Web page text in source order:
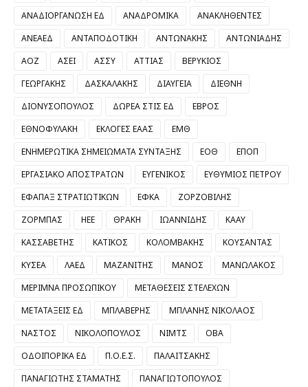
ΑΝΑΔΙΟΡΓΑΝΩΣΗ ΕΔ
ΑΝΑΔΡΟΜΙΚΑ
ΑΝΑΚΛΗΘΕΝΤΕΣ
ΑΝΕΑΕΔ
ΑΝΤΑΠΟΔΟΤΙΚΗ ΑΝΤΩΝΑΚΗΣ
ΑΝΤΩΝΙΑΔΗΣ
ΑΟΖ
ΑΣΕΙ ΑΣΣΥ ΑΤΤΙΑΣ
ΒΕΡΥΚΙΟΣ
ΓΕΩΡΓΑΚΗΣ
ΔΑΣΚΑΛΑΚΗΣ ΔΙΑΥΓΕΙΑ
ΔΙΕΘΝΗ
ΔΙΟΝΥΣΟΠΟΥΛΟΣ
ΔΩΡΕΑ ΣΤΙΣ ΕΔ
ΕΒΡΟΣ
ΕΘΝΟΦΥΛΑΚΗ
ΕΚΛΟΓΕΣ ΕΑΑΣ
ΕΜΘ
ΕΝΗΜΕΡΩΤΙΚΑ ΣΗΜΕΙΩΜΑΤΑ ΣΥΝΤΑΞΗΣ
ΕΟΘ
ΕΠΟΠ
ΕΡΓΑΣΙΑΚΟ ΑΠΟΣΤΡΑΤΩΝ
ΕΥΓΕΝΙΚΟΣ
ΕΥΘΥΜΙΟΣ ΠΕΤΡΟΥ
ΕΦΑΠΑΞ ΣΤΡΑΤΙΩΤΙΚΩΝ
ΕΦΚΑ
ΖΟΡΖΟΒΙΛΗΣ
ΖΟΡΜΠΑΣ
ΗΕΕ ΘΡΑΚΗ ΙΩΑΝΝΙΔΗΣ
ΚΑΑΥ
ΚΑΣΣΑΒΕΤΗΣ
ΚΑΤΙΚΟΣ ΚΟΛΟΜΒΑΚΗΣ
ΚΟΥΣΑΝΤΑΣ
ΚΥΣΕΑ
ΛΑΕΔ ΜΑΖΑΝΙΤΗΣ ΜΑΝΟΣ
ΜΑΝΩΛΑΚΟΣ
ΜΕΡΙΜΝΑ ΠΡΟΣΩΠΙΚΟΥ
ΜΕΤΑΘΕΣΕΙΣ ΣΤΕΛΕΧΩΝ
ΜΕΤΑΤΑΞΕΙΣ ΕΔ
ΜΠΛΑΒΕΡΗΣ
ΜΠΛΑΝΗΣ ΝΙΚΟΛΑΟΣ
ΝΑΣΤΟΣ
ΝΙΚΟΛΟΠΟΥΛΟΣ ΝΙΜΤΣ
ΟΒΑ
ΟΔΟΙΠΟΡΙΚΑ ΕΔ
Π.Ο.Ε.Σ.
ΠΑΛΑΙΤΣΑΚΗΣ
ΠΑΝΑΓΙΩΤΗΣ ΣΤΑΜΑΤΗΣ
ΠΑΝΑΓΙΩΤΟΠΟΥΛΟΣ